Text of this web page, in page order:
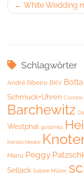
← White Wedding
Schlagwörter
André Ribeiro BKV Botta
Schmuck+Uhren Corinna
Barchewitz
Westphal goldmiss
Kerstin Henke
Manu Peggy
Sellack Sabine Müller